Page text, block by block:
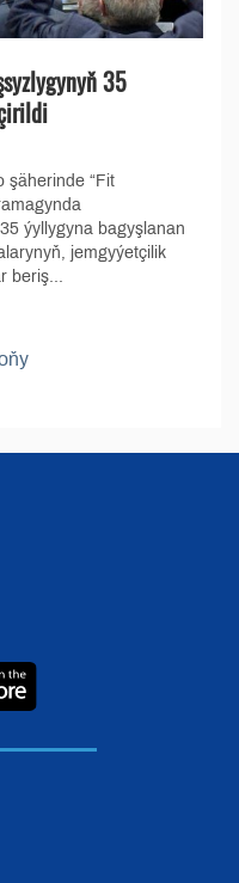
35
şäherinde “Fit
ýyllygyna bagyşlanan
jemgyýetçilik
beriş...